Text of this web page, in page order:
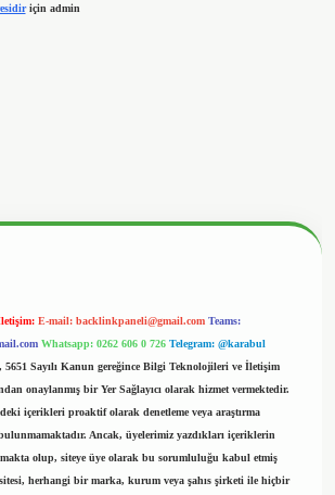
için admin
E-mail: backlinkpaneli@gmail.com Teams:
Whatsapp: 0262 606 0 726 Telegram: @karabul
5651 Sayılı Kanun gereğince Bilgi Teknolojileri ve İletişim
onaylanmış bir Yer Sağlayıcı olarak hizmet vermektedir.
içerikleri proaktif olarak denetleme veya araştırma
Ancak, üyelerimiz yazdıkları içeriklerin
olup, siteye üye olarak bu sorumluluğu kabul etmiş
herhangi bir marka, kurum veya şahıs şirketi ile hiçbir